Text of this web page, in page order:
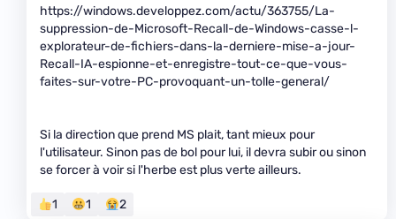
https://windows.developpez.com/actu/363755/La-
suppression-de-Microsoft-Recall-de-Windows-casse-l-
explorateur-de-fichiers-dans-la-derniere-mise-a-jour-
Recall-IA-espionne-et-enregistre-tout-ce-que-vous-
faites-sur-votre-PC-provoquant-un-tolle-general/
Si la direction que prend MS plait, tant mieux pour
l'utilisateur. Sinon pas de bol pour lui, il devra subir ou sinon
se forcer à voir si l'herbe est plus verte ailleurs.
1 1 2